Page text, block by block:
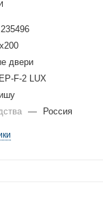
235496
двери
EP-F-2 LUX
— Россия